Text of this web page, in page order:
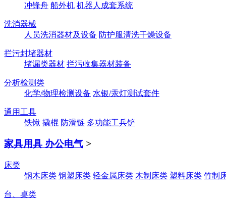
冲锋舟 船外机 机器人成套系统
洗消器械
人员洗消器材及设备 防护服清洗干燥设备
拦污封堵器材
堵漏类器材 拦污收集器材装备
分析检测类
化学/物理检测设备 水银/汞灯测试套件
通用工具
铁锹 撬棍 防滑链 多功能工兵铲
家具用具 办公电气 >
床类
钢木床类 钢塑床类 轻金属床类 木制床类 塑料床类 竹制
台、桌类